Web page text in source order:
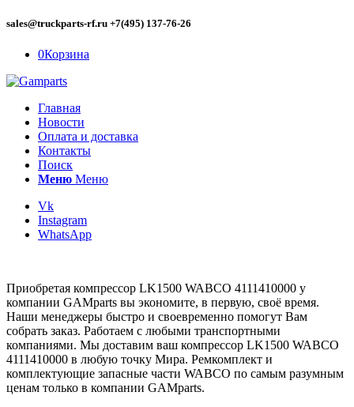
sales@truckparts-rf.ru +7(495) 137-76-26
0Корзина
Главная
Новости
Оплата и доставка
Контакты
Поиск
Меню Меню
Vk
Instagram
WhatsApp
Приобретая компрессор LK1500 WABCO 4111410000 у
компании GAMparts вы экономите, в первую, своё время.
Наши менеджеры быстро и своевременно помогут Вам
собрать заказ. Работаем с любыми транспортными
компаниями. Мы доставим ваш компрессор LK1500 WABCO
4111410000 в любую точку Мира. Ремкомплект и
комплектующие запасные части WABCO по самым разумным
ценам только в компании GAMparts.